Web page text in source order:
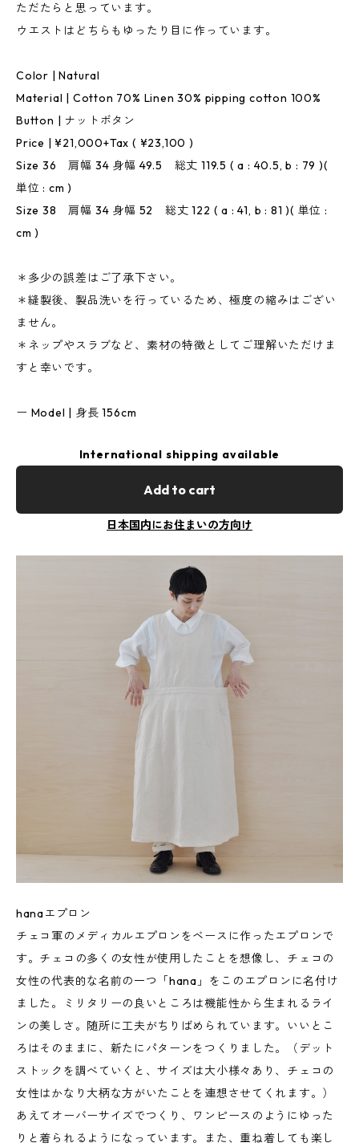
ただたらと思っています。
ウエストはどちらもゆったり目に作っています。
Color | Natural
Material | Cotton 70% Linen 30% pipping cotton 100%
Button | ナットボタン
Price | ¥21,000+Tax ( ¥23,100 )
Size 36 肩幅 34 身幅 49.5 総丈 119.5 ( a : 40.5, b : 79 )(
単位 : cm )
Size 38 肩幅 34 身幅 52 総丈 122 ( a : 41, b : 81 )( 単位 :
cm )
＊多少の誤差はご了承下さい。
＊縫製後、製品洗いを行っているため、極度の縮みはござい
ません。
＊ネップやスラブなど、素材の特徴としてご理解いただけま
すと幸いです。
ー Model | 身長 156cm
International shipping available
Add to cart
日本国内にお住まいの方向け
hanaエプロン
チェコ軍のメディカルエプロンをベースに作ったエプロンで
す。チェコの多くの女性が使用したことを想像し、チェコの
女性の代表的な名前の一つ「hana」をこのエプロンに名付け
ました。ミリタリーの良いところは機能性から生まれるライ
ンの美しさ。随所に工夫がちりばめられています。いいとこ
ろはそのままに、新たにパターンをつくりました。（デット
ストックを調べていくと、サイズは大小様々あり、チェコの
女性はかなり大柄な方がいたことを連想させてくれます。）
あえてオーバーサイズでつくり、ワンピースのようにゆった
りと着られるようになっています。また、重ね着しても楽し